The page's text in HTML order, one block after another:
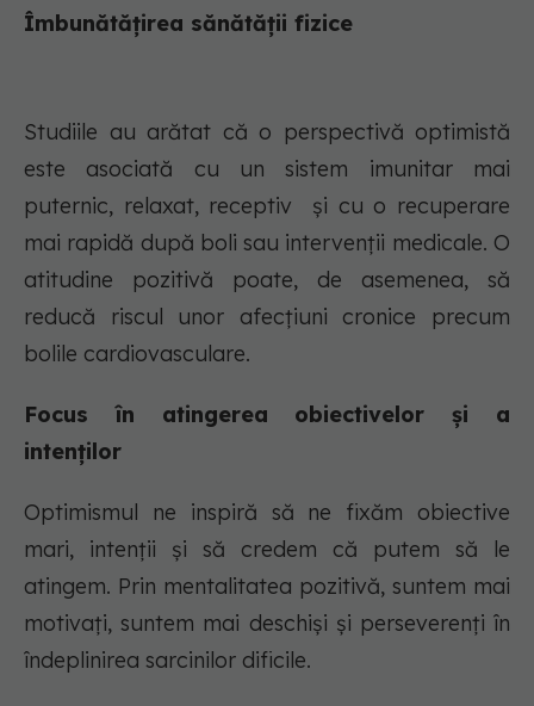
Îmbunătățirea sănătății fizice
Studiile au arătat că o perspectivă optimistă
este asociată cu un sistem imunitar mai
puternic, relaxat, receptiv și cu o recuperare
mai rapidă după boli sau intervenții medicale. O
atitudine pozitivă poate, de asemenea, să
reducă riscul unor afecțiuni cronice precum
bolile cardiovasculare.
Focus în atingerea obiectivelor și a
intenților
Optimismul ne inspiră să ne fixăm obiective
mari, intenții și să credem că putem să le
atingem. Prin mentalitatea pozitivă, suntem mai
motivați, suntem mai deschiși și perseverenți în
îndeplinirea sarcinilor dificile.